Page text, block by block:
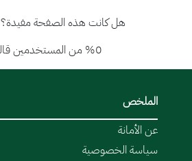
هل كانت هذه الصفحة مفيدة؟
%0 من المستخدمين قالوا نعم
الملخص
عن الأمانة
سياسة الخصوصية